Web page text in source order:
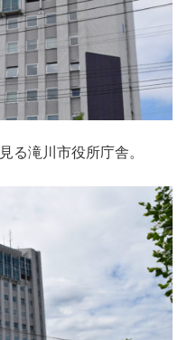
る滝川市役所庁舎。